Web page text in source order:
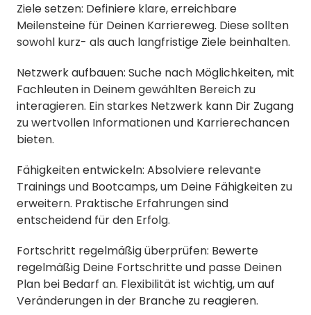
Ziele setzen: Definiere klare, erreichbare
Meilensteine für Deinen Karriereweg. Diese sollten
sowohl kurz- als auch langfristige Ziele beinhalten.
Netzwerk aufbauen: Suche nach Möglichkeiten, mit
Fachleuten in Deinem gewählten Bereich zu
interagieren. Ein starkes Netzwerk kann Dir Zugang
zu wertvollen Informationen und Karrierechancen
bieten.
Fähigkeiten entwickeln: Absolviere relevante
Trainings und Bootcamps, um Deine Fähigkeiten zu
erweitern. Praktische Erfahrungen sind
entscheidend für den Erfolg.
Fortschritt regelmäßig überprüfen: Bewerte
regelmäßig Deine Fortschritte und passe Deinen
Plan bei Bedarf an. Flexibilität ist wichtig, um auf
Veränderungen in der Branche zu reagieren.